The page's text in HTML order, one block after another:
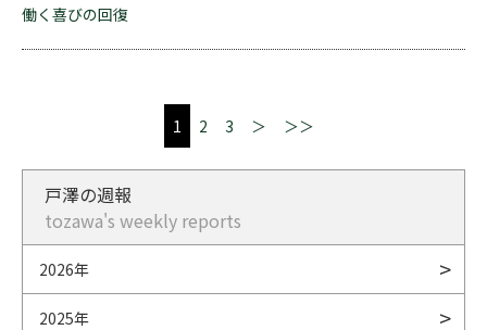
働く喜びの回復
1 2 3 ＞ ＞＞
戸澤の週報
tozawa's weekly reports
2026年
2025年